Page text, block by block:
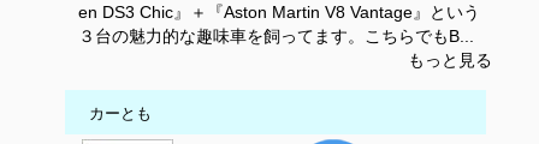
en DS3 Chic』＋『Aston Martin V8 Vantage』という
３台の魅力的な趣味車を飼ってます。こちらでもB...
もっと見る
カーとも